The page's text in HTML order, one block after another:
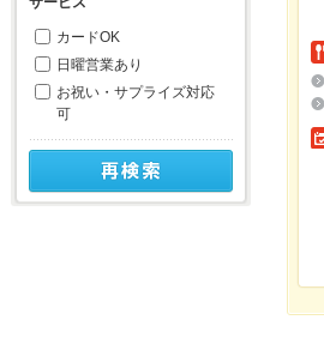
カードOK
日曜営業あり
お祝い・サプライズ対応
可